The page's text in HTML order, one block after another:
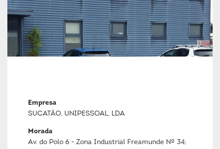
Empresa
SUCATÃO, UNIPESSOAL, LDA
Morada
Av. do Polo 6 - Zona Industrial Freamunde Nº 34;